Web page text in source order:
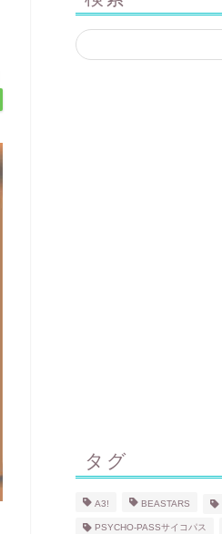
タグ
A3! BEASTARS
PSYCHO-PASSサイコパス